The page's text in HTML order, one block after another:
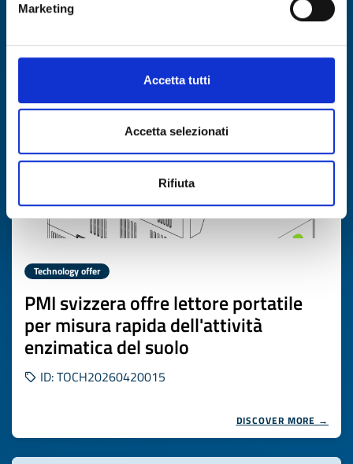
Marketing
Accetta tutti
Accetta selezionati
Rifiuta
DISCOVER MORE →
Technology offer
PMI svizzera offre lettore portatile
per misura rapida dell'attività
enzimatica del suolo
ID: TOCH20260420015
DISCOVER MORE →